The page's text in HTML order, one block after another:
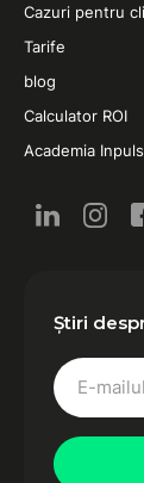
Cazuri pentru
Tarife
blog
Calculator ROI
Academia
Știri